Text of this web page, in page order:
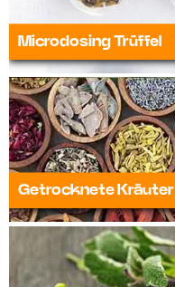
Microdosing Trüffel
Getrocknete Kräuter